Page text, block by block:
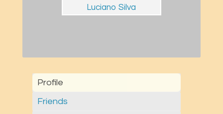
Profile
Friends